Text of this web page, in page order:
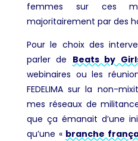
femmes sur ces
majoritairement par des
Pour le choix des
parler de Beats by
webinaires ou les
FEDELIMA sur la non-
mes réseaux de
que ça émanait d’une
qu’une « branche